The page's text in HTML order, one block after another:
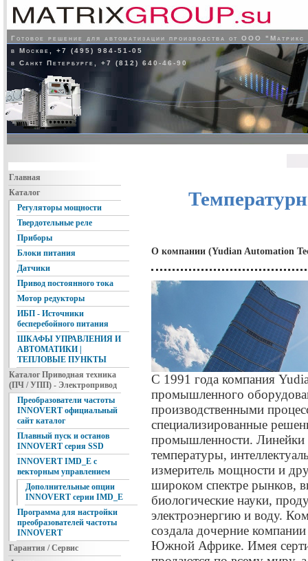
Готовое решение для автоматизации производства от ООО "Матрикс
в Москве, +7 (495) 984-51-05
в Санкт Петербурге, +7 (812) 640-46-90
Главная
Каталог
Регуляторы мощности
Твердотельные реле
Приборы
Блоки питания
Датчики
Привод постоянного тока
Мотор редукторы
ИБП - Источники
бесперебойного питания
ШКАФЫ УПРАВЛЕНИЯ И
АВТОМАТИКИ |
ТЕПЛОВЫЕ ПУНКТЫ
Каталог Приводная техника
(ПЧ / УПП) - Электропривод
Преобразователи частоты
INNOVERT официальный
сайт каталог
Плавный пуск и останов
INNOVERT серия SSD
INNOVERT IMD_E с
векторным управлением
Дополнительные опции
INNOVERT серии IMD_E
Программа для настройки
преобразователей частоты
INNOVERT
Гарантия / Сервис
О компании (Yudian Automation
С 1991 года компания
промышленного
производственными
специализированные
промышленности.
температуры,
измеритель мощности и
широком спектре рынков,
биологические науки,
электроэнергию и воду.
создала дочерние
Южной Африке. Имея